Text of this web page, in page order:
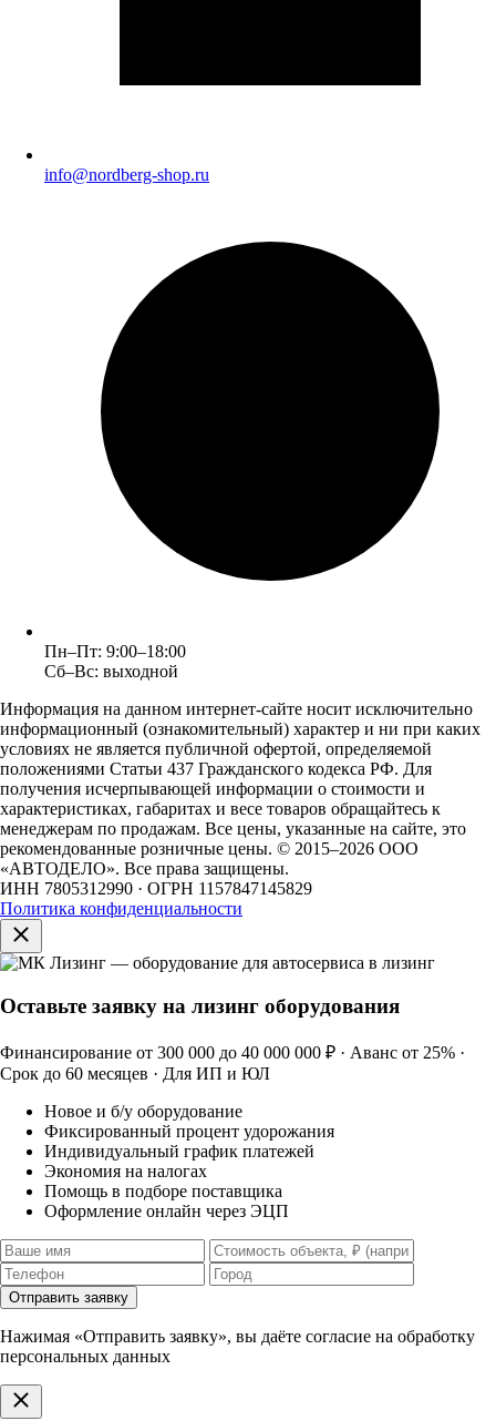
info@nordberg-shop.ru
Пн–Пт: 9:00–18:00
Сб–Вс: выходной
Информация на данном интернет-сайте носит исключительно
информационный (ознакомительный) характер и ни при каких
условиях не является публичной офертой, определяемой
положениями Статьи 437 Гражданского кодекса РФ. Для
получения исчерпывающей информации о стоимости и
характеристиках, габаритах и весе товаров обращайтесь к
менеджерам по продажам. Все цены, указанные на сайте, это
рекомендованные розничные цены. © 2015–2026 ООО
«АВТОДЕЛО». Все права защищены.
ИНН 7805312990 · ОГРН 1157847145829
Политика конфиденциальности
Оставьте заявку на лизинг оборудования
Финансирование от 300 000 до 40 000 000 ₽ · Аванс от 25% ·
Срок до 60 месяцев · Для ИП и ЮЛ
Новое и б/у оборудование
Фиксированный процент удорожания
Индивидуальный график платежей
Экономия на налогах
Помощь в подборе поставщика
Оформление онлайн через ЭЦП
Отправить заявку
Нажимая «Отправить заявку», вы даёте согласие на обработку
персональных данных